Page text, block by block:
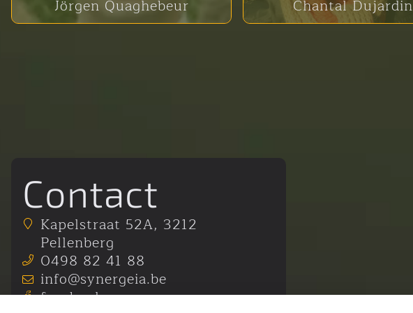
Jörgen Quaghebeur Chantal Dujardin
Contact
Kapelstraat 52A, 3212
Pellenberg
0498 82 41 88
info@synergeia.be
facebook